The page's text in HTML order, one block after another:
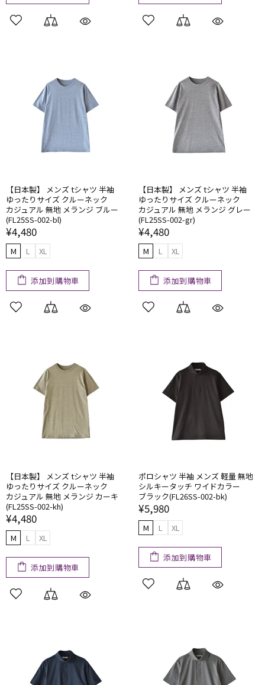
【日本製】 メンズ tシャツ 半袖
ゆったりサイズ クルーネック
カジュアル 無地 メランジ ブルー
(FL25SS-002-bl)
¥4,480
M L XL
添加到購物車
【日本製】 メンズ tシャツ 半袖
ゆったりサイズ クルーネック
カジュアル 無地 メランジ グレー
(FL25SS-002-gr)
¥4,480
M L XL
添加到購物車
【日本製】 メンズ tシャツ 半袖
ゆったりサイズ クルーネック
カジュアル 無地 メランジ カーキ
(FL25SS-002-kh)
¥4,480
M L XL
添加到購物車
ポロシャツ 半袖 メンズ 軽量 無地
シルキータッチ ワイドカラー
ブラック(FL26SS-002-bk)
¥5,980
M L XL
添加到購物車